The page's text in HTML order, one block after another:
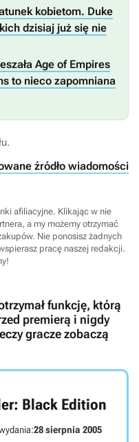
kobietom. Duke
dzisiaj już się nie
Age of Empires
to nieco zapomniana
źródło wiadomości
afiliacyjne. Klikając w nie
a my możemy otrzymać
Nie ponosisz żadnych
pracę naszej redakcji.
funkcję, którą
premierą i nigdy
gracze zobaczą
Black Edition
28 sierpnia 2005